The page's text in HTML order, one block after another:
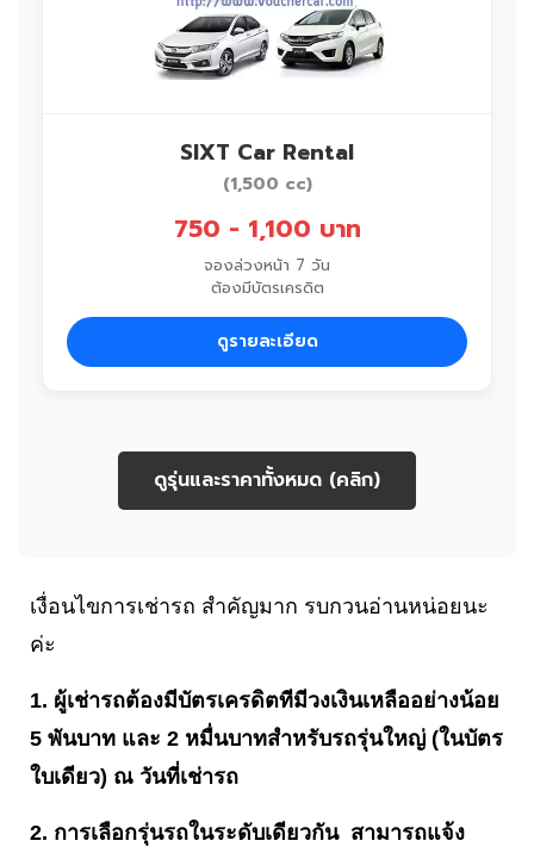
SIXT Car Rental
(1,500 cc)
750 - 1,100 บาท
จองล่วงหน้า 7 วัน
ต้องมีบัตรเครดิต
ดูรายละเอียด
ดูรุ่นและราคาทั้งหมด (คลิก)
เงื่อนไขการเช่ารถ สำคัญมาก รบกวนอ่านหน่อยนะ
ค่ะ
1. ผู้เช่ารถต้องมีบัตรเครดิตทีมีวงเงินเหลืออย่างน้อย
5 พันบาท และ 2 หมื่นบาทสำหรับรถรุ่นใหญ่ (ในบัตร
ใบเดียว) ณ วันที่เช่ารถ
2. การเลือกรุ่นรถในระดับเดียวกัน สามารถแจ้ง